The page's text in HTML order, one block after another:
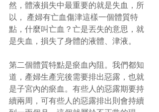
然，體液損失中最重要的就是失血，所
以， 產婦有亡血傷津這樣一個體質特
點，什麼叫亡血？亡是丟失的意思，就
是失血，損失了身體的液體、津液。
第二個體質特點是瘀血內阻。我們都知
道，產婦生產完後需要排出惡露，也就
是子宮內的瘀血。有些人的惡露期要持
續兩周，可有些人的惡露排出則會持續